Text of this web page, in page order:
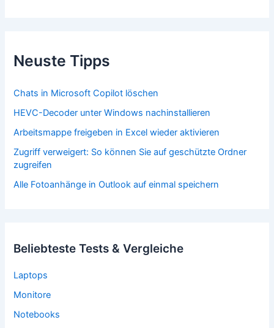
Neuste Tipps
Chats in Microsoft Copilot löschen
HEVC-Decoder unter Windows nachinstallieren
Arbeitsmappe freigeben in Excel wieder aktivieren
Zugriff verweigert: So können Sie auf geschützte Ordner
zugreifen
Alle Fotoanhänge in Outlook auf einmal speichern
Beliebteste Tests & Vergleiche
Laptops
Monitore
Notebooks